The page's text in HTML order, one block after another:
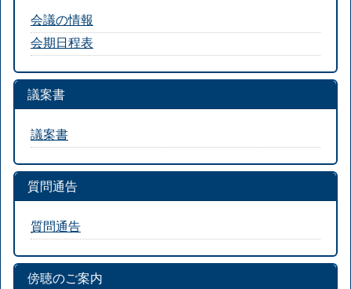
会議の情報
会期日程表
議案書
議案書
質問通告
質問通告
傍聴のご案内